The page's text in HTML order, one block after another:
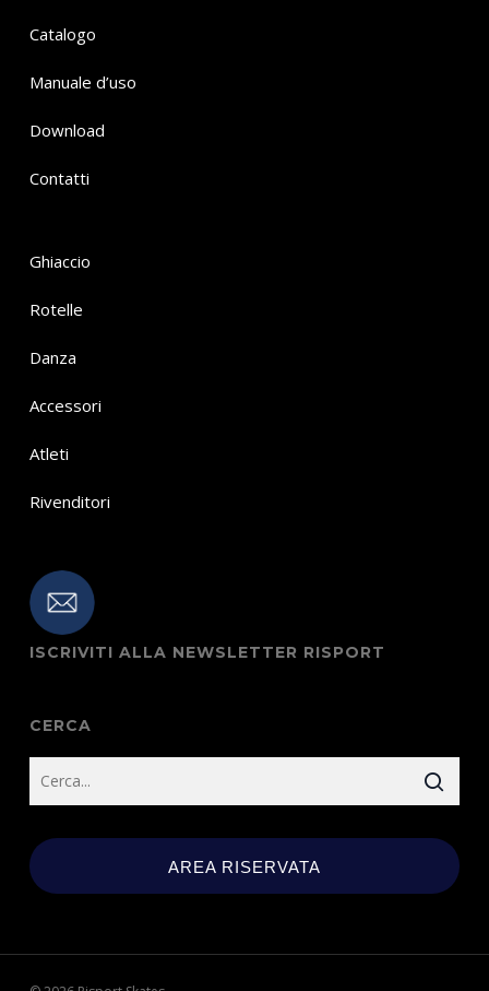
Catalogo
Manuale d’uso
Download
Contatti
Ghiaccio
Rotelle
Danza
Accessori
Atleti
Rivenditori
ISCRIVITI ALLA NEWSLETTER RISPORT
CERCA
AREA RISERVATA